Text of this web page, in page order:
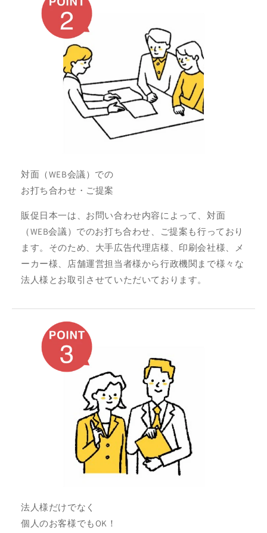
対面（WEB会議）での
お打ち合わせ・ご提案
販促日本一は、お問い合わせ内容によって、対面
（WEB会議）でのお打ち合わせ、ご提案も行っており
ます。そのため、大手広告代理店様、印刷会社様、メ
ーカー様、店舗運営担当者様から行政機関まで様々な
法人様とお取引させていただいております。
法人様だけでなく
個人のお客様でもOK！